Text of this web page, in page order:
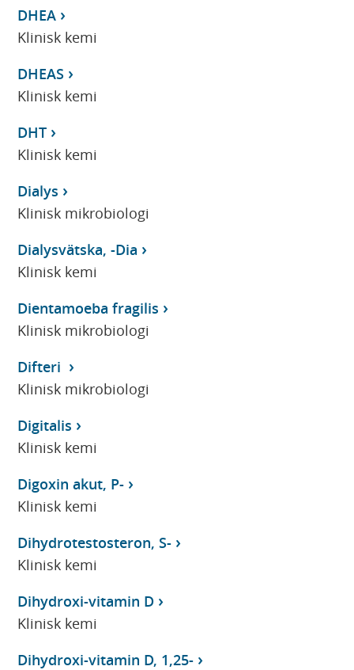
DHEA
Klinisk kemi
DHEAS
Klinisk kemi
DHT
Klinisk kemi
Dialys
Klinisk mikrobiologi
Dialysvätska, -Dia
Klinisk kemi
Dientamoeba fragilis
Klinisk mikrobiologi
Difteri
Klinisk mikrobiologi
Digitalis
Klinisk kemi
Digoxin akut, P-
Klinisk kemi
Dihydrotestosteron, S-
Klinisk kemi
Dihydroxi-vitamin D
Klinisk kemi
Dihydroxi-vitamin D, 1,25-